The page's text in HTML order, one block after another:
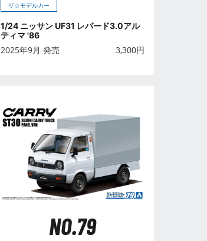
ザ☆モデルカー
1/24 ニッサン UF31 レパード3.0アル
ティマ '86
2025年9月 発売 3,300円
NO.79